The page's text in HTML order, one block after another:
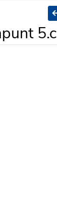
5.c